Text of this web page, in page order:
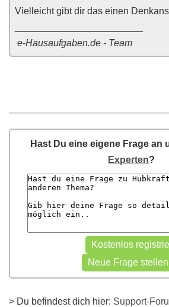
Vielleicht gibt dir das einen
e-Hausaufgaben.de - Team
Hast Du eine eigene Frage an
Experten?
> Du befindest dich hier: Support-